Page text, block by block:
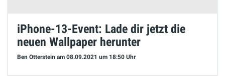
iPhone-13-Event: Lade dir jetzt die
neuen Wallpaper herunter
Ben Otterstein am 08.09.2021 um 18:50 Uhr